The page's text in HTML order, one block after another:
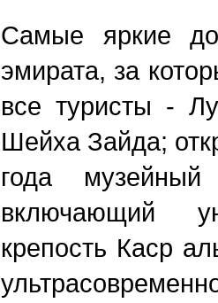
Самые яркие
эмирата, за
все туристы -
Шейха Зайда;
года
включающий
крепость Каср